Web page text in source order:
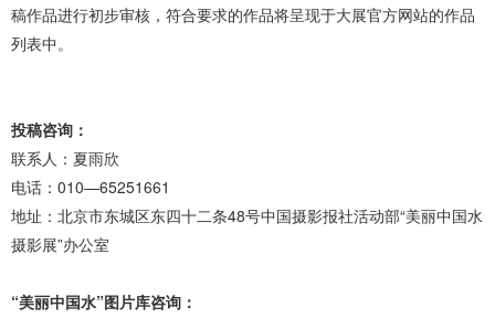
稿作品进行初步审核，符合要求的作品将呈现于大展官方网站的作品
列表中。
投稿咨询：
联系人：夏雨欣
电话：010—65251661
地址：北京市东城区东四十二条48号中国摄影报社活动部“美丽中国水
摄影展”办公室
“美丽中国水”图片库咨询：